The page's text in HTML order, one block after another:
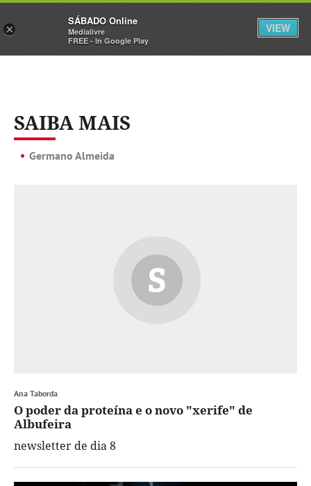
Sábado Assine Iniciar Sessão
SAIBA MAIS
Germano Almeida
Ana Taborda
O poder da proteína e o novo "xerife" de
Albufeira
newsletter de dia 8
×
SÁBADO Online
Medialivre
FREE - In Google Play
VIEW